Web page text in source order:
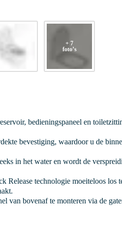
+ 7
foto’s
bedieningspaneel en
bevestiging, waardoor u de
in het water en wordt de
Release technologie moeiteloos los
van bovenaf te monteren via de